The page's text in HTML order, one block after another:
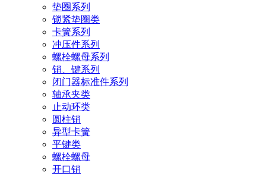
垫圈系列
锁紧垫圈类
卡簧系列
冲压件系列
螺栓螺母系列
销、键系列
闭门器标准件系列
轴承夹类
止动环类
圆柱销
异型卡簧
平键类
螺栓螺母
开口销